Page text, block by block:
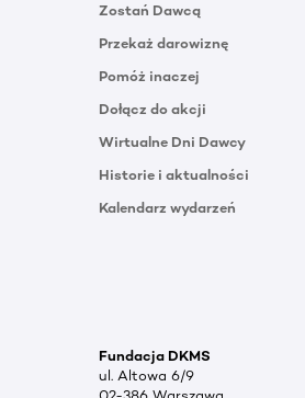
Zostań Dawcą
Przekaż darowiznę
Pomóż inaczej
Dołącz do akcji
Wirtualne Dni Dawcy
Historie i aktualności
Kalendarz wydarzeń
Fundacja DKMS
ul. Altowa 6/9